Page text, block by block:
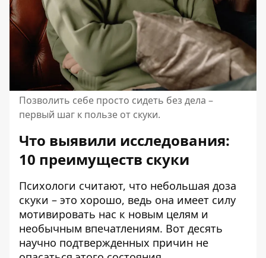
Позволить себе просто сидеть без дела –
первый шаг к пользе от скуки.
Что выявили исследования:
10 преимуществ скуки
Психологи считают, что небольшая доза
скуки – это хорошо, ведь она имеет силу
мотивировать нас к новым целям и
необычным впечатлениям. Вот десять
научно подтвержденных причин не